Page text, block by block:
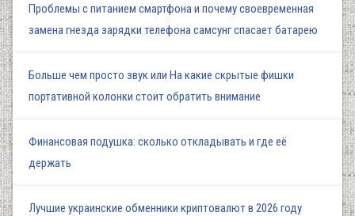
Проблемы с питанием смартфона и почему своевременная
замена гнезда зарядки телефона самсунг спасает батарею
Больше чем просто звук или На какие скрытые фишки
портативной колонки стоит обратить внимание
Финансовая подушка: сколько откладывать и где её
держать
Лучшие украинские обменники криптовалют в 2026 году